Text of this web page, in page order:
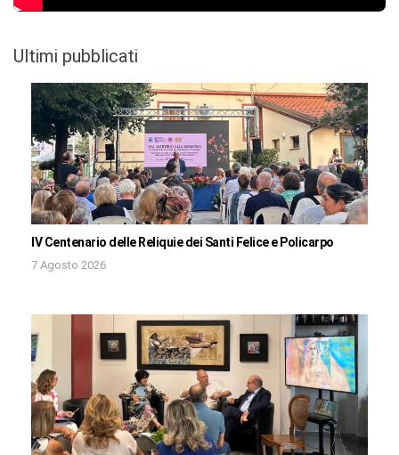
Ultimi pubblicati
IV Centenario delle Reliquie dei Santi Felice e Policarpo
7 Agosto 2026